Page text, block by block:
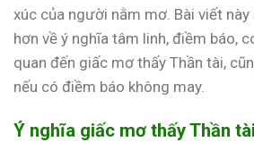
xúc của người nằm mơ. Bài viết này
hơn về ý nghĩa tâm linh, điềm báo,
quan đến giấc mơ thấy Thần tài,
nếu có điềm báo không may.
Ý nghĩa giấc mơ thấy Thần tài